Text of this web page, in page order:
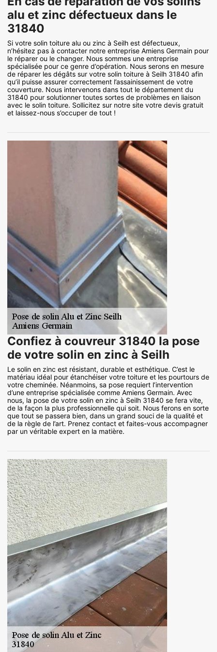
alu et zinc défectueux dans le
31840
Si votre solin toiture alu ou zinc à Seilh est défectueux,
n’hésitez pas à contacter notre entreprise Amiens Germain pour
le réparer ou le changer. Nous sommes une entreprise
spécialisée pour ce genre d’opération. Nous serons en mesure
de réparer les dégâts sur votre solin toiture à Seilh 31840 afin
qu’il puisse assurer correctement l’assainissement de votre
couverture. Nous intervenons dans tout le département du
31840 pour solutionner toutes sortes de problèmes en liaison
avec le solin toiture. Sollicitez sur notre site votre devis gratuit
et laissez-nous s’occuper de tout !
Confiez à couvreur 31840 la pose
de votre solin en zinc à Seilh
Le solin en zinc est résistant, durable et esthétique. C’est le
matériau idéal pour étanchéiser votre toiture et les pourtours de
votre cheminée. Néanmoins, sa pose requiert l’intervention
d’une entreprise spécialisée comme Amiens Germain. Avec
nous, la pose de votre solin en zinc à Seilh 31840 se fera vite,
de la façon la plus professionnelle qui soit. Nous ferons en sorte
que tout se passera bien, dans un grand souci de la qualité et
de la règle de l’art. Prenez contact et faites-vous accompagner
par un véritable expert en la matière.